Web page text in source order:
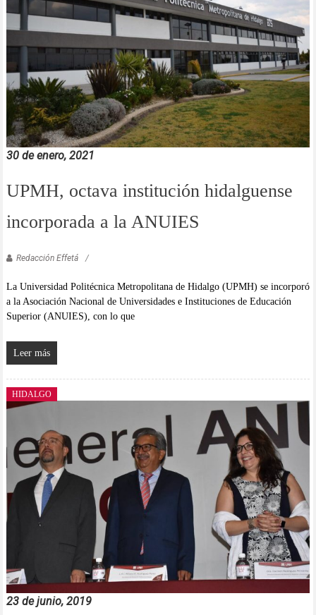
30 de enero, 2021
UPMH, octava institución hidalguense
incorporada a la ANUIES
Redacción Effetá
La Universidad Politécnica Metropolitana de Hidalgo (UPMH) se incorporó
a la Asociación Nacional de Universidades e Instituciones de Educación
Superior (ANUIES), con lo que
Leer más
HIDALGO
23 de junio, 2019